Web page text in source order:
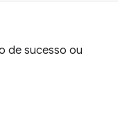
de sucesso ou